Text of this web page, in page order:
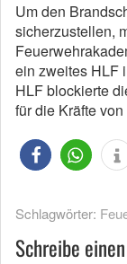
Um den
sicherzustellen,
ein zweites HLF
HLF blockierte
für die Kräfte
Schlagwörter:
Schreibe